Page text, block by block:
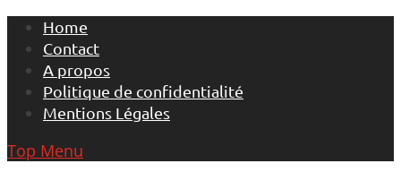
Skip
content
Home
Contact
A propos
Politique de confidentialité
Mentions Légales
Top Menu